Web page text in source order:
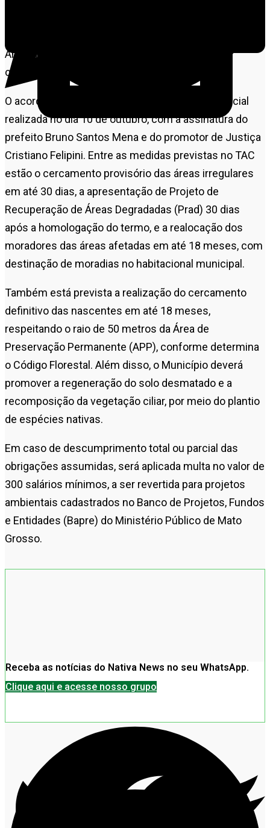
Ambiente (Semma), após vistoria realizada em
conjunto com o Ministério Público.
O acordo foi formalizado em audiência extrajudicial
realizada no dia 10 de outubro, com a assinatura do
prefeito Bruno Santos Mena e do promotor de Justiça
Cristiano Felipini. Entre as medidas previstas no TAC
estão o cercamento provisório das áreas irregulares
em até 30 dias, a apresentação de Projeto de
Recuperação de Áreas Degradadas (Prad) 30 dias
após a homologação do termo, e a realocação dos
moradores das áreas afetadas em até 18 meses, com
destinação de moradias no habitacional municipal.
Também está prevista a realização do cercamento
definitivo das nascentes em até 18 meses,
respeitando o raio de 50 metros da Área de
Preservação Permanente (APP), conforme determina
o Código Florestal. Além disso, o Município deverá
promover a regeneração do solo desmatado e a
recomposição da vegetação ciliar, por meio do plantio
de espécies nativas.
Em caso de descumprimento total ou parcial das
obrigações assumidas, será aplicada multa no valor de
300 salários mínimos, a ser revertida para projetos
ambientais cadastrados no Banco de Projetos, Fundos
e Entidades (Bapre) do Ministério Público de Mato
Grosso.
Receba as notícias do Nativa News no seu WhatsApp.
Clique aqui e acesse nosso grupo